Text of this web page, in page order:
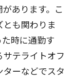
あります。こ
も関わりま
時に通勤す
テライトオフ
ーなどでスタ